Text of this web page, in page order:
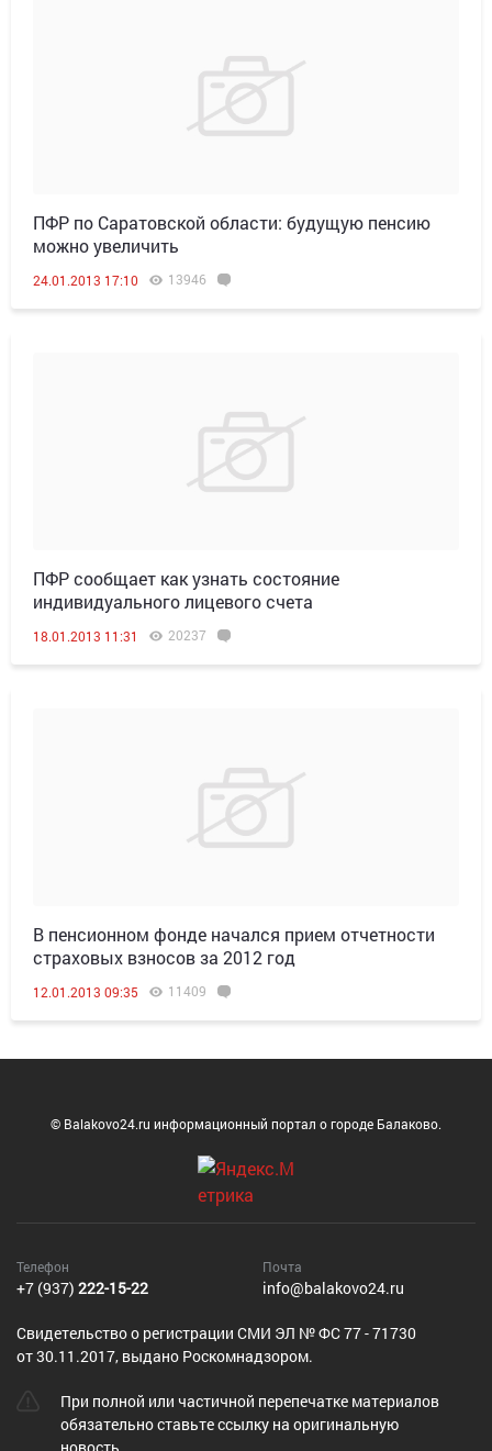
ПФР по Саратовской области: будущую пенсию
можно увеличить
24.01.2013 17:10 13946
ПФР сообщает как узнать состояние
индивидуального лицевого счета
18.01.2013 11:31 20237
В пенсионном фонде начался прием отчетности
страховых взносов за 2012 год
12.01.2013 09:35 11409
© Balakovo24.ru информационный портал о городе Балаково.
Телефон
+7 (937) 222-15-22
Почта
info@balakovo24.ru
Cвидетельство о регистрации СМИ ЭЛ № ФС 77 - 71730
от 30.11.2017, выдано Роскомнадзором.
При полной или частичной перепечатке материалов
обязательно ставьте ссылку на оригинальную